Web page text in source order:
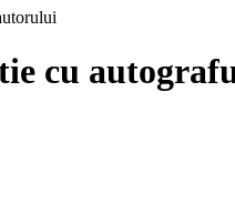
cu